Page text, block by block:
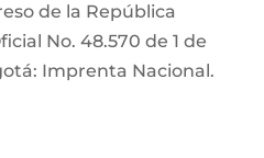
de la República
No. 48.570 de 1 de
Imprenta Nacional.